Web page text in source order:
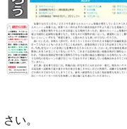
さい。